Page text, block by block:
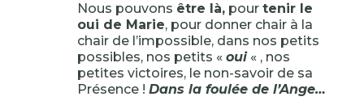
Nous pouvons être là,pour tenir le
oui de Marie, pour donner chair à la
chair de l’impossible, dans nos petits
possibles, nos petits « oui « , nos
petites victoires, le non-savoir de sa
Présence ! Dans la foulée de l’Ange…